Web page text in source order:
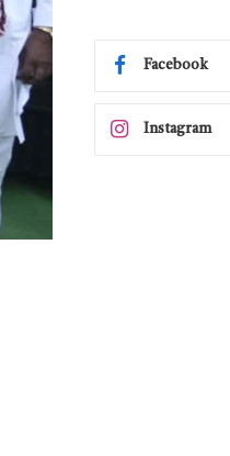
Facebook
Instagram